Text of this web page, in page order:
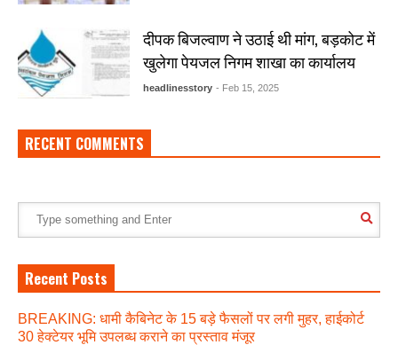
दीपक बिजल्वाण ने उठाई थी मांग, बड़कोट में
खुलेगा पेयजल निगम शाखा का कार्यालय
headlinesstory - Feb 15, 2025
RECENT COMMENTS
Recent Posts
BREAKING: धामी कैबिनेट के 15 बड़े फैसलों पर लगी मुहर, हाईकोर्ट
30 हेक्टेयर भूमि उपलब्ध कराने का प्रस्ताव मंजूर